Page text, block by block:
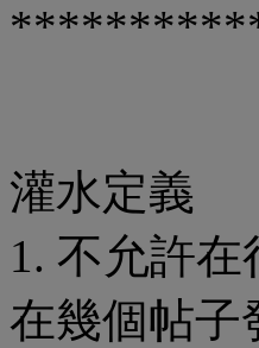
灌水定義
1. 不允許
在幾個帖子